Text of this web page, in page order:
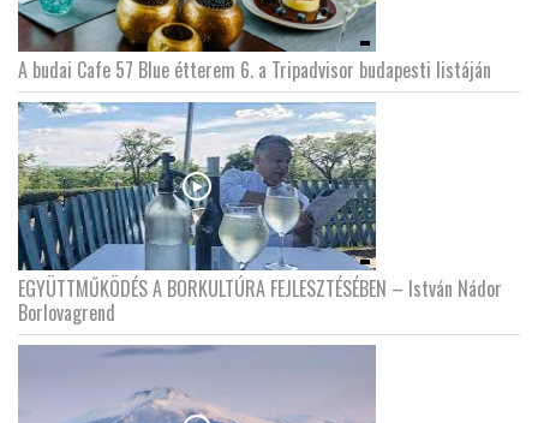
A budai Cafe 57 Blue étterem 6. a Tripadvisor budapesti listáján
EGYÜTTMŰKÖDÉS A BORKULTÚRA FEJLESZTÉSÉBEN – István Nádor
Borlovagrend